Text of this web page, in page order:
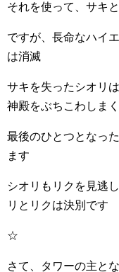
それを使って、サキ
ですが、長命なハイ
は消滅
サキを失ったシオリ
神殿をぶちこわしま
最後のひとつとなっ
ます
シオリもリクを見逃
リとリクは決別です
☆
さて、タワーの主と